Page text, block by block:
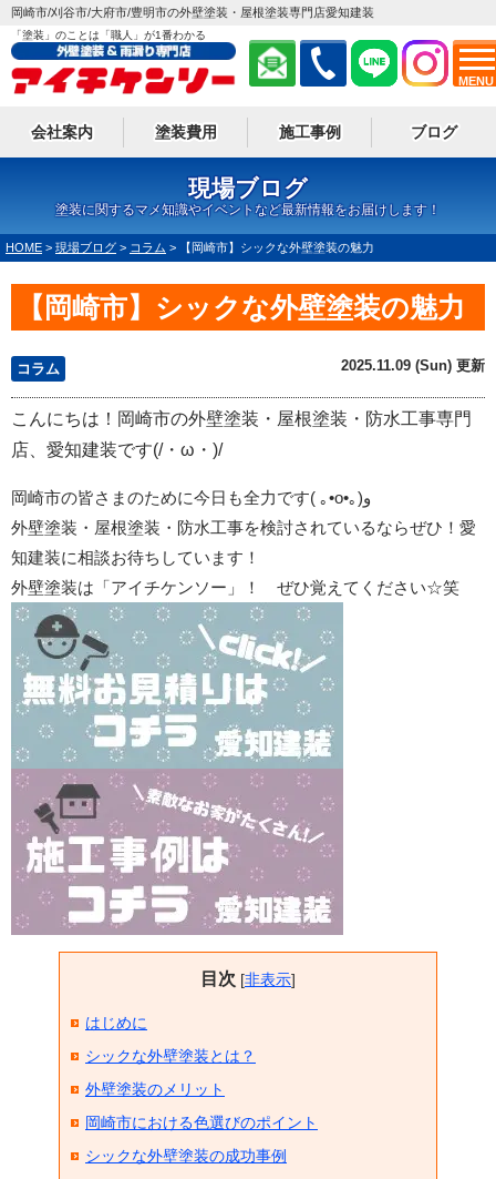
MENU
岡崎市/刈谷市/大府市/豊明市の外壁塗装・屋根塗装専門店愛知建装
「塗装」のことは「職人」が1番わかる
会社案内 塗装費用 施工事例 ブログ
現場ブログ
塗装に関するマメ知識やイベントなど最新情報をお届けします！
HOME > 現場ブログ > コラム > 【岡崎市】シックな外壁塗装の魅力
【岡崎市】シックな外壁塗装の魅力
コラム 2025.11.09 (Sun) 更新
こんにちは！岡崎市の外壁塗装・屋根塗装・防水工事専門
店、愛知建装です(/・ω・)/
岡崎市の皆さまのために今日も全力です( ｡•o•｡)و
外壁塗装・屋根塗装・防水工事を検討されているならぜひ！愛
知建装に相談お待ちしています！
外壁塗装は「アイチケンソー」！ ぜひ覚えてください☆笑
目次 [非表示]
はじめに
シックな外壁塗装とは？
外壁塗装のメリット
岡崎市における色選びのポイント
シックな外壁塗装の成功事例